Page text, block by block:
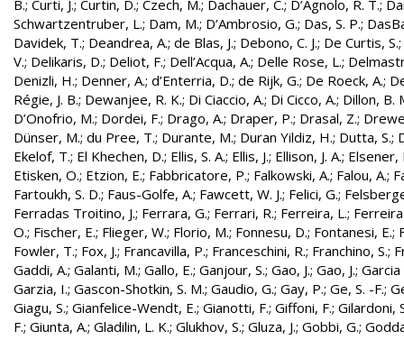
B.; Curti, J.; Curtin, D.; Czech, M.; Dachauer, C.; D’Agnolo, R. T.;
Schwartzentruber, L.; Dam, M.; D’Ambrosio, G.; Das, S. P.;
Davidek, T.; Deandrea, A.; de Blas, J.; Debono, C. J.; De Curtis, S.;
V.; Delikaris, D.; Deliot, F.; Dell’Acqua, A.; Delle Rose, L.;
Denizli, H.; Denner, A.; d’Enterria, D.; de Rijk, G.; De Roeck, A.;
Régie, J. B.; Dewanjee, R. K.; Di Ciaccio, A.; Di Cicco, A.; Dillon, B.
D’Onofrio, M.; Dordei, F.; Drago, A.; Draper, P.; Drasal, Z.;
Dünser, M.; du Pree, T.; Durante, M.; Duran Yildiz, H.; Dutta, S.;
Ekelof, T.; El Khechen, D.; Ellis, S. A.; Ellis, J.; Ellison, J. A.; Elsener,
Etisken, O.; Etzion, E.; Fabbricatore, P.; Falkowski, A.; Falou, A.;
Fartoukh, S. D.; Faus-Golfe, A.; Fawcett, W. J.; Felici, G.;
Ferradas Troitino, J.; Ferrara, G.; Ferrari, R.; Ferreira, L.;
O.; Fischer, E.; Flieger, W.; Florio, M.; Fonnesu, D.; Fontanesi, E.;
Fowler, T.; Fox, J.; Francavilla, P.; Franceschini, R.; Franchino, S.;
Gaddi, A.; Galanti, M.; Gallo, E.; Ganjour, S.; Gao, J.; Gao, J.; Garcia
Garzia, I.; Gascon-Shotkin, S. M.; Gaudio, G.; Gay, P.; Ge, S. -F.;
Giagu, S.; Gianfelice-Wendt, E.; Gianotti, F.; Giffoni, F.; Gilardoni,
F.; Giunta, A.; Gladilin, L. K.; Glukhov, S.; Gluza, J.; Gobbi, G.;